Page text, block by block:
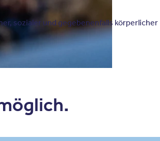
sozialer und gegebenenfalls körperlicher